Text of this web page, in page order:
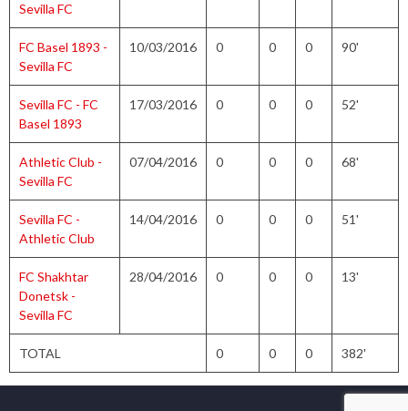
Sevilla FC
FC Basel 1893 -
Sevilla FC
10/03/2016 0 0 0 90'
Sevilla FC - FC
Basel 1893
17/03/2016 0 0 0 52'
Athletic Club -
Sevilla FC
07/04/2016 0 0 0 68'
Sevilla FC -
Athletic Club
14/04/2016 0 0 0 51'
FC Shakhtar
Donetsk -
Sevilla FC
28/04/2016 0 0 0 13'
TOTAL 0 0 0 382'